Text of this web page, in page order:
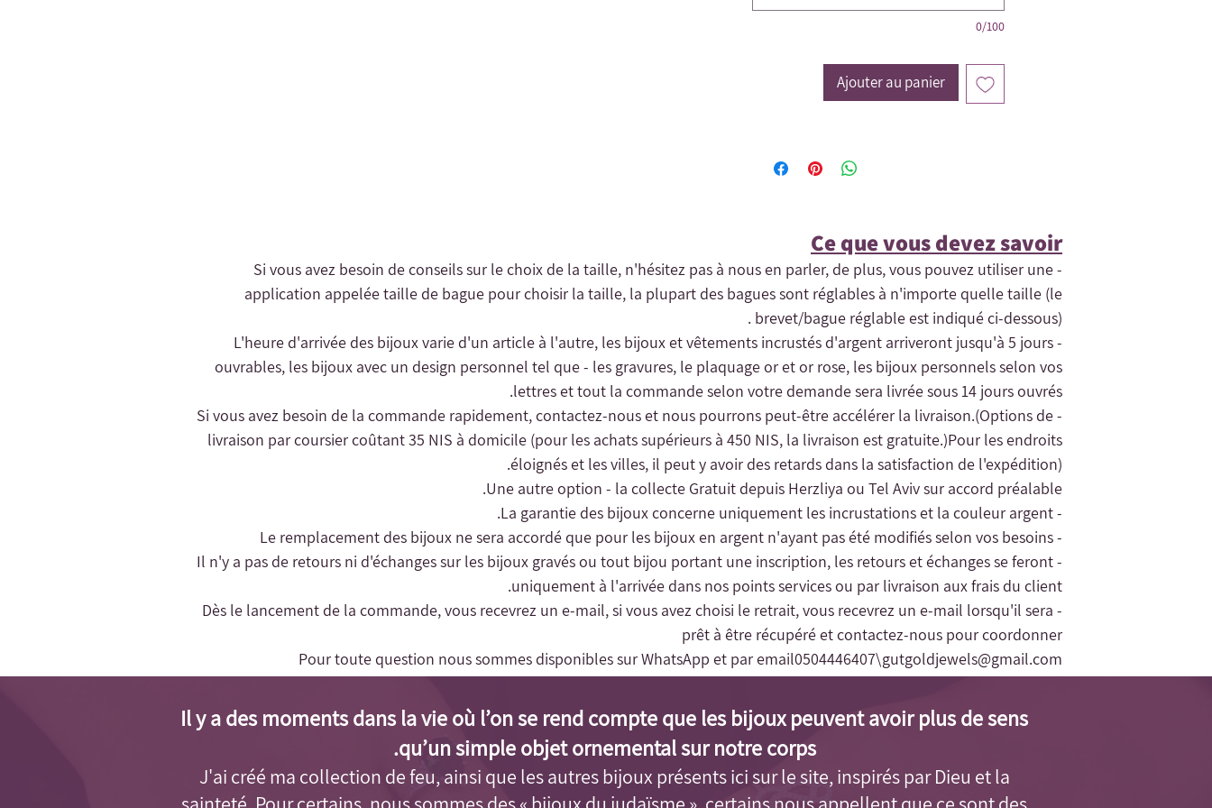
0/100
Ajouter au panier
Ce que vous devez savoir​
- Si vous avez besoin de conseils sur le choix de la taille, n'hésitez pas à nous en parler, de plus, vous pouvez utiliser une
application appelée taille de bague pour choisir la taille, la plupart des bagues sont réglables à n'importe quelle taille (le
brevet/bague réglable est indiqué ci-dessous) .
- L'heure d'arrivée des bijoux varie d'un article à l'autre, les bijoux et vêtements incrustés d'argent arriveront jusqu'à 5 jours
ouvrables, les bijoux avec un design personnel tel que - les gravures, le plaquage or et or rose, les bijoux personnels selon vos
lettres et tout la commande selon votre demande sera livrée sous 14 jours ouvrés.
- Si vous avez besoin de la commande rapidement, contactez-nous et nous pourrons peut-être accélérer la livraison.
(Options de
livraison par coursier coûtant 35 NIS à domicile (pour les achats supérieurs à 450 NIS, la livraison est gratuite.)Pour les endroits
éloignés et les villes, il peut y avoir des retards dans la satisfaction de l'expédition).
Une autre option - la collecte Gratuit depuis Herzliya ou Tel Aviv sur accord préalable.
- La garantie des bijoux concerne uniquement les incrustations et la couleur argent.
- Le remplacement des bijoux ne sera accordé que pour les bijoux en argent n'ayant pas été modifiés selon vos besoins
- Il n'y a pas de retours ni d'échanges sur les bijoux gravés ou tout bijou portant une inscription, les retours et échanges se feront
uniquement à l'arrivée dans nos points services ou par livraison aux frais du client.
- Dès le lancement de la commande, vous recevrez un e-mail, si vous avez choisi le retrait, vous recevrez un e-mail lorsqu'il sera
prêt à être récupéré et contactez-nous pour coordonner
Pour toute question nous sommes disponibles sur WhatsApp et par email0504446407\gutgoldjewels@gmail.com
Il y a des moments dans la vie où l’on se rend compte que les bijoux peuvent avoir plus de sens
qu’un simple objet ornemental sur notre corps.
J'ai créé ma collection de feu, ainsi que les autres bijoux présents ici sur le site, inspirés par Dieu et la